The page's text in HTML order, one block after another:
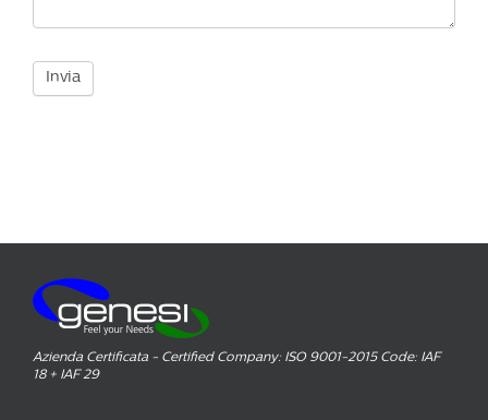
Invia
Azienda Certificata - Certified Company: ISO 9001-2015 Code: IAF
18 + IAF 29